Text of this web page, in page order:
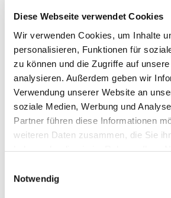
Diese Webseite verwendet Cookies
Wir verwenden Cookies, um Inhalte
personalisieren, Funktionen für
zu können und die Zugriffe auf
analysieren. Außerdem geben wir
Verwendung unserer Website an
soziale Medien, Werbung und
Partner führen diese Informationen
weiteren Daten zusammen, die Sie
Notwendig